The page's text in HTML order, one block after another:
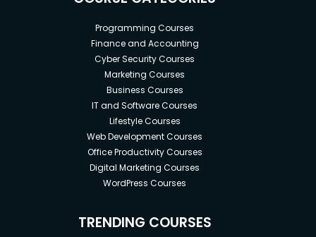
Programming Courses
Finance and Accounting
Cyber Security Courses
Marketing Courses
Business Courses
IT and Software Courses
Lifestyle Courses
Web Development Courses
Office Productivity Courses
Digital Marketing Courses
WordPress Courses
TRENDING COURSES